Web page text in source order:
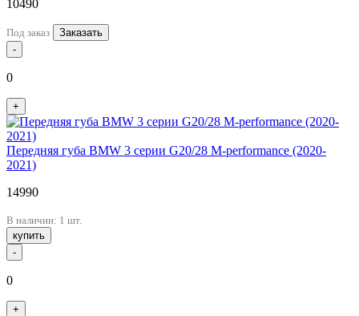
10490
Под заказ
Заказать
-
0
+
Передняя губа BMW 3 серии G20/28 M-performance (2020-
2021)
14990
В наличии: 1 шт.
купить
-
0
+